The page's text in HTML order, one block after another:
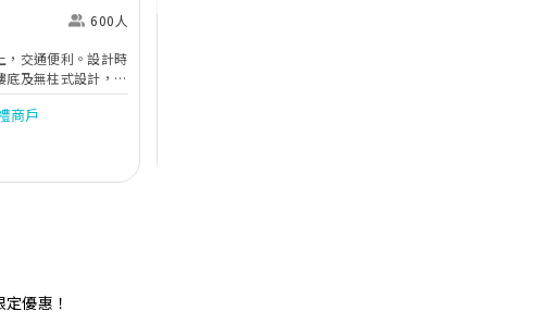
600人
，交通便利。設計時
及無柱式設計，環
影音設備。喜宴堂
，適合舉行華麗
孩友善場地，可以
禮或證婚派對。酒
，讓新人及賓客留下
商戶
優惠！